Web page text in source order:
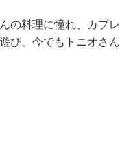
の料理に憧れ、カプレ
び、今でもトニオさん